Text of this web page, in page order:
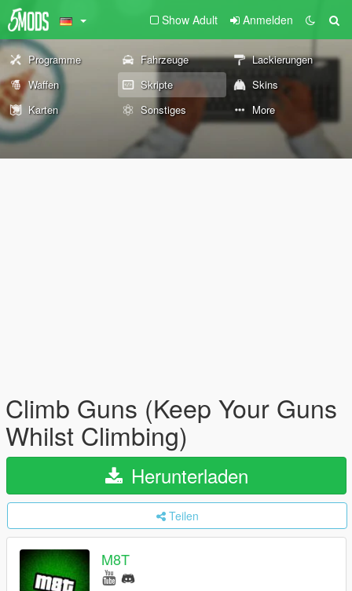
Show Adult Anmelden
Programme Fahrzeuge
Lackierungen
Waffen
Skripte
Skins
Karten
Sonstiges More
Climb Guns (Keep Your Guns
Whilst Climbing)
Herunterladen
Teilen
M8T